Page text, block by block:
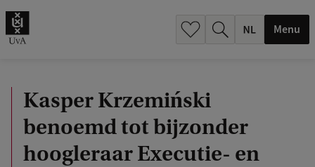
Menu
Kasper Krzemiński
benoemd tot bijzonder
hoogleraar Executie- en